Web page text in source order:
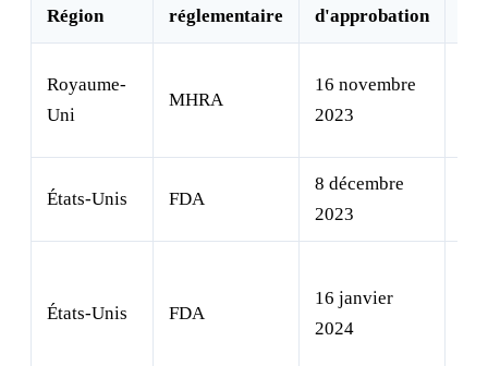
Région
réglementaire
d'approbation
Royaume-
Uni
MHRA
16 novembre
2023
États-Unis FDA
8 décembre
2023
États-Unis FDA
16 janvier
2024